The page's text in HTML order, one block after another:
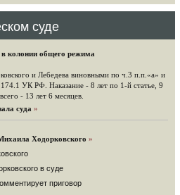
может выйти из-под юрисдикции ЕСПЧ.
о помощи. Ссылаясь на санкции,
хочет выбить из фонда национального
1,5 трлн рублей («Ведомости» и «Дождь»).
ЮКОСа
суде
колонии общего режима
и Лебедева виновными по ч.3 п.п.«а» и
УК РФ. Наказание - 8 лет по 1-й статье, 9
- 13 лет 6 месяцев.
суда »
Ходорковского »
в суде
приговор